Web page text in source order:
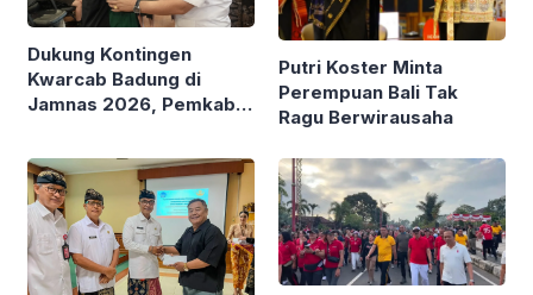
Dukung Kontingen
Kwarcab Badung di
Jamnas 2026, Pemkab
Beasiswa Kuliah S1
Putri Koster Minta
Perempuan Bali Tak
Ragu Berwirausaha